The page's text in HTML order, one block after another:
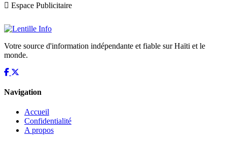
Espace Publicitaire
Votre source d'information indépendante et fiable sur Haïti et le
monde.
Navigation
Accueil
Confidentialité
A propos